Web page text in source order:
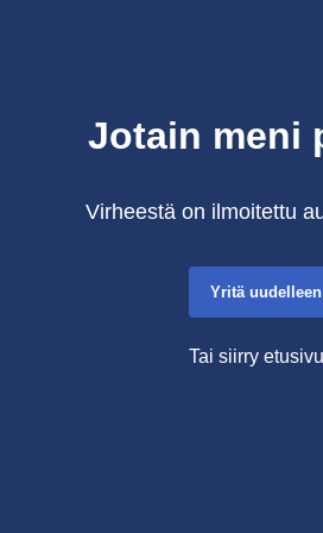
Jotain meni
Virheestä on ilmoitettu
Yritä uudelleen
Tai siirry